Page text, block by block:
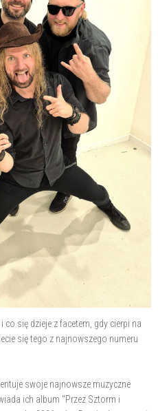
się dzieje z facetem, gdy cierpi na
się tego z najnowszego numeru
swoje najnowsze muzyczne
ich album "Przez Sztorm i